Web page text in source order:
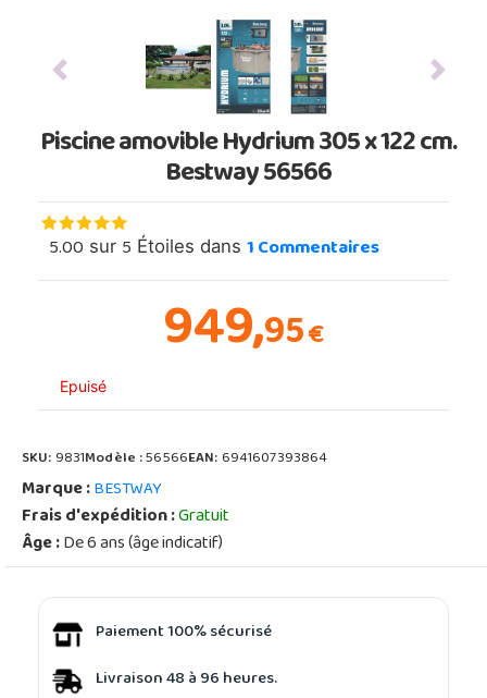
Previous Next
Piscine amovible Hydrium 305 x 122 cm.
Bestway 56566
5.00 sur 5 Étoiles dans 1Commentaires
949,95€
Epuisé
SKU:9831Modèle :56566EAN:6941607393864
Marque :BESTWAY
Frais d'expédition :Gratuit
Âge :De 6 ans (âge indicatif)
Paiement 100% sécurisé
Livraison 48 à 96 heures.